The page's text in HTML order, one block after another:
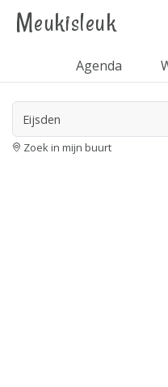
Meukisleuk
Agenda
Zoek in mijn buurt